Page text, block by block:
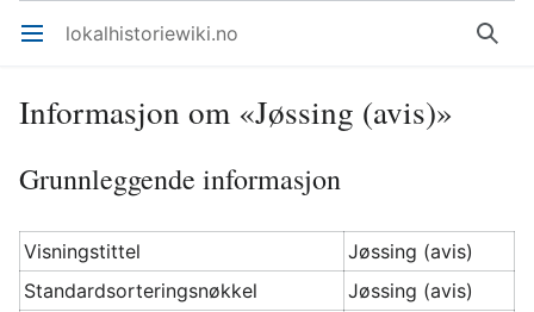
Åpne hovedmenyen lokalhistoriewiki.no Søk
Informasjon om «Jøssing (avis)»
Grunnleggende informasjon
Visningstittel
Jøssing (avis)
Standardsorteringsnøkkel
Jøssing (avis)